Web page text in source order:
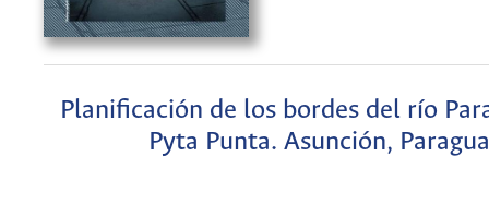
Planificación de los bordes del río
Pyta Punta. Asunción,